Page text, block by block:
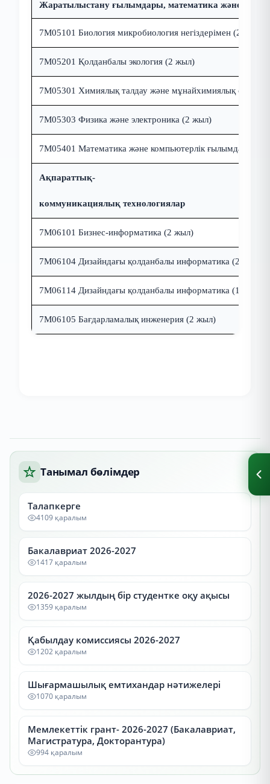
Жаратылыстану ғылымдары, математика және
7M05101 Биология микробиология негіздерімен (2 жыл)
7M05201 Қолданбалы экология (2 жыл)
7M05301 Химиялық талдау және мұнайхимиялық синтез
7M05303 Физика және электроника (2 жыл)
7M05401 Математика және компьютерлік ғылымдар (2
Ақпараттық-
коммуникациялық технологиялар
7M06101 Бизнес-информатика (2 жыл)
7M06104 Дизайндағы қолданбалы информатика (2 жыл)
7M061 14 Дизайндағы қолданбалы информатика (1 жыл)
7M06105 Бағдарламалық инженерия (2 жыл)
Танымал бөлімдер
Талапкерге
4109 қаралым
Бакалавриат 2026-2027
1417 қаралым
2026-2027 жылдың бір студентке оқу ақысы
1359 қаралым
Қабылдау комиссиясы 2026-2027
1202 қаралым
Шығармашылық емтихандар нәтижелері
1070 қаралым
Мемлекеттік грант- 2026-2027 (Бакалавриат,
Магистратура, Докторантура)
994 қаралым